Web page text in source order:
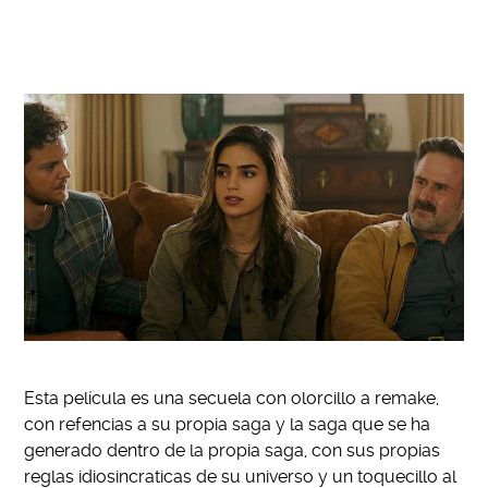
Esta película es una secuela con olorcillo a remake,
con refencias a su propia saga y la saga que se ha
generado dentro de la propia saga, con sus propias
reglas idiosincraticas de su universo y un toquecillo al